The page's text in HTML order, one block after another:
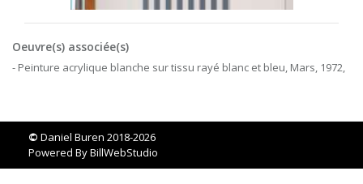
Oeuvre(s) associée(s)
- Peinture acrylique blanche sur tissu rayé blanc et bleu, Mars, 1972,
© Daniel Buren 2018-2026
Powered ByBillWebStudio